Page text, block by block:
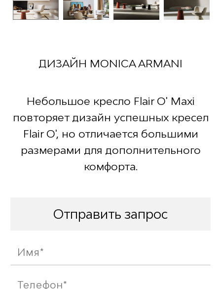
ДИЗАЙН MONICA ARMANI
Небольшое кресло Flair O' Maxi
повторяет дизайн успешных кресел
Flair O', но отличается большими
размерами для дополнительного
комфорта.
Отправить запрос